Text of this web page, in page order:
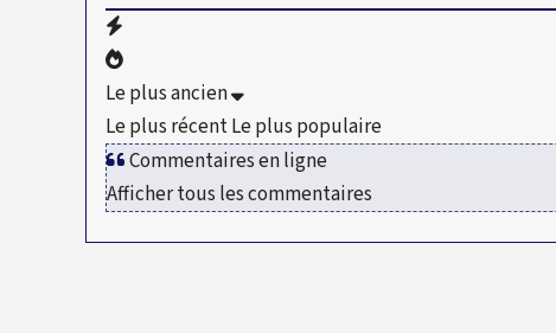
Le plus ancien
Le plus récentLe plus populaire
Commentaires en ligne
Afficher tous les commentaires